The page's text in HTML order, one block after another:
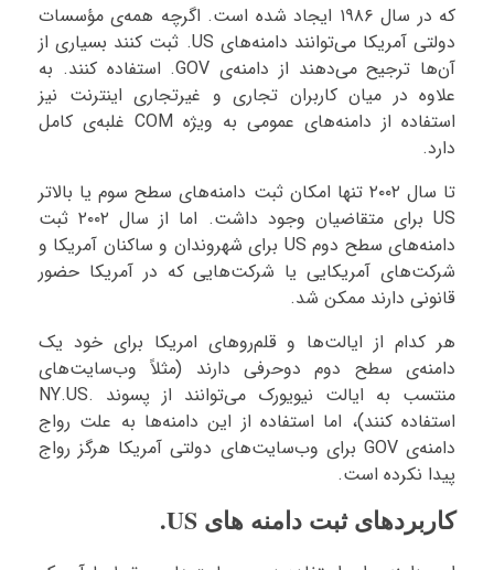
که در سال ۱۹۸۶ ایجاد شده است. اگرچه همه‌ی مؤسسات
دولتی آمریکا می‌توانند دامنه‌های US. ثبت کنند بسیاری از
آن‌ها ترجیح می‌دهند از دامنه‌ی GOV. استفاده کنند. به
علاوه در میان کاربران تجاری و غیرتجاری اینترنت نیز
استفاده از دامنه‌های عمومی به ویژه COM غلبه‌ی کامل
دارد.
تا سال ۲۰۰۲ تنها امکان ثبت دامنه‌های سطح سوم یا بالاتر
US برای متقاضیان وجود داشت. اما از سال ۲۰۰۲ ثبت
دامنه‌های سطح دوم US برای شهروندان و ساکنان آمریکا و
شرکت‌های آمریکایی یا شرکت‌هایی که در آمریکا حضور
قانونی دارند ممکن شد.
هر کدام از ایالت‌ها و قلم‌روهای امریکا برای خود یک
دامنه‌ی سطح دوم دوحرفی دارند (مثلاً وب‌سایت‌های
منتسب به ایالت نیویورک می‌توانند از پسوند .NY.US
استفاده کنند)،‌ اما استفاده از این دامنه‌ها به علت رواج
دامنه‌ی GOV برای وب‌سایت‌های دولتی آمریکا هرگز رواج
پیدا نکرده است.
کاربردهای ثبت دامنه های US.